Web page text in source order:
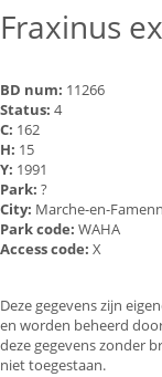
Fraxinus
BD num: 11266
Status: 4
C: 162
H: 15
Y: 1991
Park: ?
City: Marche-en-
Park code: WAHA
Access code: X
Deze gegevens zijn
en worden beheerd
deze gegevens zonder
niet toegestaan.